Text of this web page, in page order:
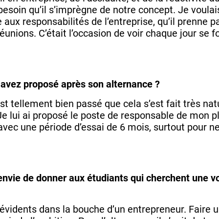
qu’il s’imprègne de notre concept. Je
responsabilités de l’entreprise, qu’il prenne
C’était l’occasion de voir chaque jour se
proposé après son alternance ?
tellement bien passé que cela s’est fait très
lui ai proposé le poste de responsable de mon
une période d’essai de 6 mois, surtout pour
de donner aux étudiants qui cherchent une
dans la bouche d’un entrepreneur. Faire